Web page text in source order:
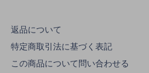
返品について
特定商取引法に基づく表記
この商品について問い合わせる